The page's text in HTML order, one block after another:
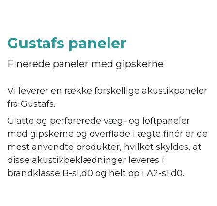
Gustafs paneler
Finerede paneler med gipskerne
Vi leverer en række forskellige akustikpaneler
fra Gustafs.
Glatte og perforerede væg- og loftpaneler
med gipskerne og overflade i ægte finér er de
mest anvendte produkter, hvilket skyldes, at
disse akustikbeklædninger leveres i
brandklasse B-s1,d0 og helt op i A2-s1,d0.